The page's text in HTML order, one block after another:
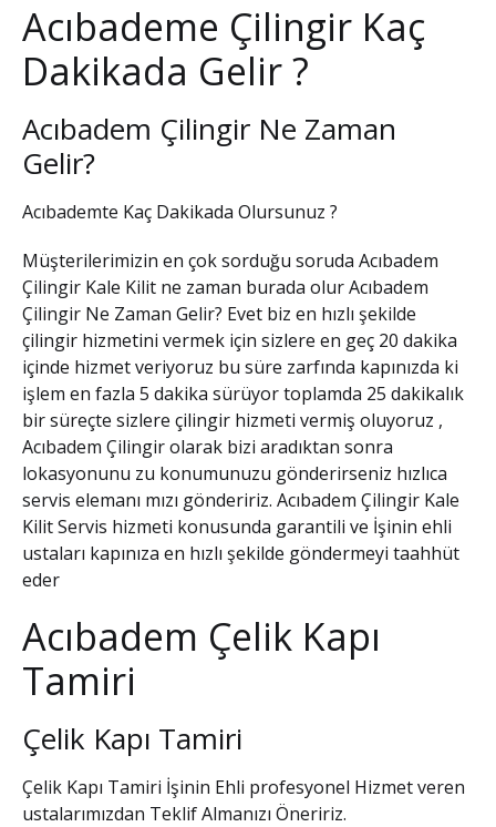
Acıbademe Çilingir Kaç
Dakikada Gelir ?
Acıbadem Çilingir Ne Zaman
Gelir?
Acıbademte Kaç Dakikada Olursunuz ?
Müşterilerimizin en çok sorduğu soruda Acıbadem
Çilingir Kale Kilit ne zaman burada olurAcıbadem
Çilingir Ne Zaman Gelir? Evet biz en hızlı şekilde
çilingir hizmetini vermek için sizlere en geç 20 dakika
içinde hizmet veriyoruz bu süre zarfında kapınızda ki
işlem en fazla 5 dakika sürüyor toplamda 25 dakikalık
bir süreçte sizlere çilingir hizmeti vermiş oluyoruz ,
Acıbadem Çilingirolarak bizi aradıktan sonra
lokasyonunu zu konumunuzu gönderirseniz hızlıca
servis elemanı mızı göndeririz. Acıbadem Çilingir Kale
KilitServis hizmeti konusunda garantili ve İşinin ehli
ustaları kapınıza en hızlı şekilde göndermeyi taahhüt
eder
Acıbadem Çelik Kapı
Tamiri
Çelik Kapı Tamiri
Çelik Kapı Tamiri İşinin Ehli profesyonel Hizmet veren
ustalarımızdan Teklif Almanızı Öneririz.